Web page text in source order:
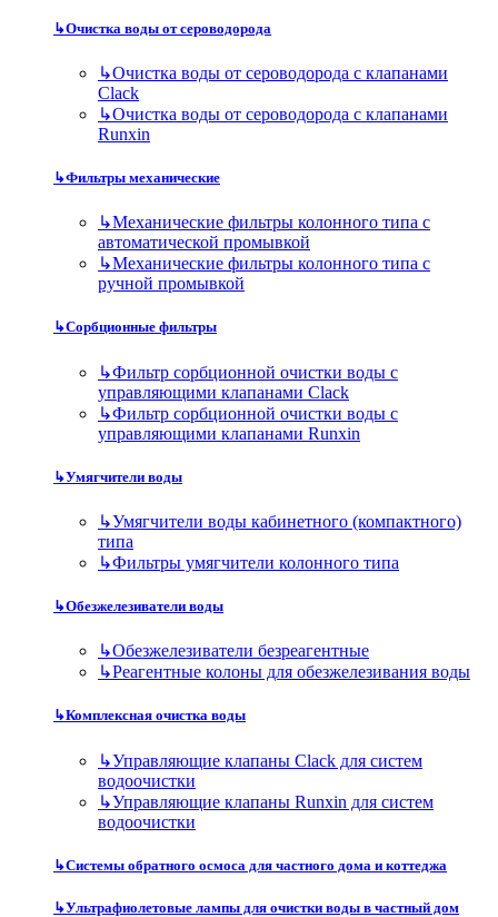
↳Очистка воды от сероводорода
↳Очистка воды от сероводорода с клапанами
Clack
↳Очистка воды от сероводорода с клапанами
Runxin
↳Фильтры механические
↳Механические фильтры колонного типа с
автоматической промывкой
↳Механические фильтры колонного типа с
ручной промывкой
↳Сорбционные фильтры
↳Фильтр сорбционной очистки воды с
управляющими клапанами Clack
↳Фильтр сорбционной очистки воды с
управляющими клапанами Runxin
↳Умягчители воды
↳Умягчители воды кабинетного (компактного)
типа
↳Фильтры умягчители колонного типа
↳Обезжелезиватели воды
↳Обезжелезиватели безреагентные
↳Реагентные колоны для обезжелезивания воды
↳Комплексная очистка воды
↳Управляющие клапаны Clack для систем
водоочистки
↳Управляющие клапаны Runxin для систем
водоочистки
↳Системы обратного осмоса для частного дома и коттеджа
↳Ультрафиолетовые лампы для очистки воды в частный дом